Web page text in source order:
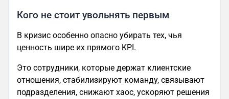
Кого не стоит увольнять первым
В кризис особенно опасно убирать тех, чья
ценность шире их прямого KPI.
Это сотрудники, которые держат клиентские
отношения, стабилизируют команду, связывают
подразделения, снижают хаос, ускоряют решения